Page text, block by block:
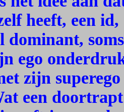
heeft, een id,
ego
zijn
een